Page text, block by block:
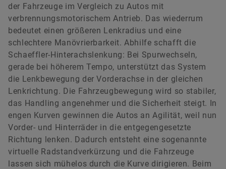
der Fahrzeuge im Vergleich zu Autos mit
verbrennungsmotorischem Antrieb. Das wiederrum
bedeutet einen größeren Lenkradius und eine
schlechtere Manövrierbarkeit. Abhilfe schafft die
Schaeffler-Hinterachslenkung: Bei Spurwechseln,
gerade bei höherem Tempo, unterstützt das System
die Lenkbewegung der Vorderachse in der gleichen
Lenkrichtung. Die Fahrzeugbewegung wird so stabiler,
das Handling angenehmer und die Sicherheit steigt. In
engen Kurven gewinnen die Autos an Agilität, weil nun
Vorder- und Hinterräder in die entgegengesetzte
Richtung lenken. Dadurch entsteht eine sogenannte
virtuelle Radstandverkürzung und die Fahrzeuge
lassen sich mühelos durch die Kurve dirigieren. Beim